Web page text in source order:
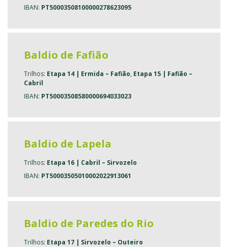
IBAN: PT50003508100000278623095
Baldio de Fafião
Trilhos: Etapa 14 | Ermida – Fafião, Etapa 15 | Fafião –
Cabril
IBAN: PT50003508580000694033023
Baldio de Lapela
Trilhos: Etapa 16 | Cabril – Sirvozelo
IBAN: PT50003505010002022913061
Baldio de Paredes do Rio
Trilhos: Etapa 17 | Sirvozelo – Outeiro